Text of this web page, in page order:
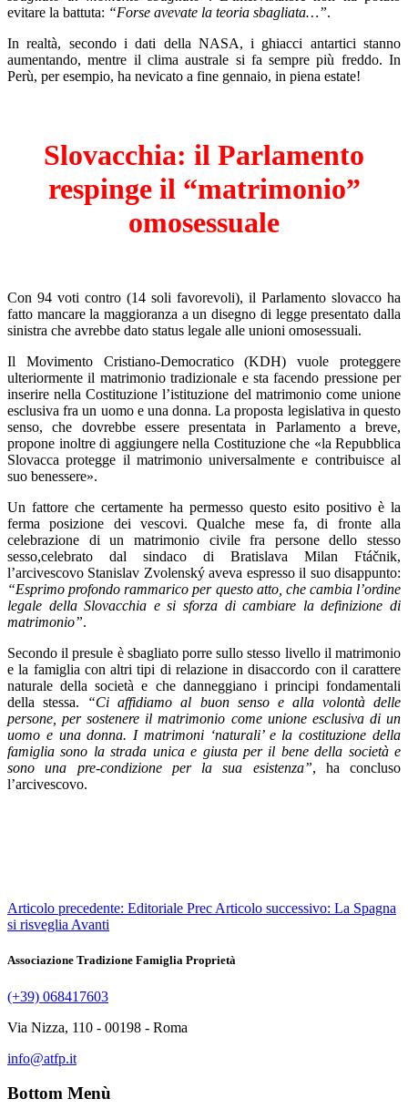
evitare la battuta: “Forse avevate la teoria sbagliata…”.
In realtà, secondo i dati della NASA, i ghiacci antartici stanno
aumentando, mentre il clima australe si fa sempre più freddo. In
Perù, per esempio, ha nevicato a fine gennaio, in piena estate!
Slovacchia: il Parlamento
respinge il “matrimonio”
omosessuale
Con 94 voti contro (14 soli favorevoli), il Parlamento slovacco ha
fatto mancare la maggioranza a un disegno di legge presentato dalla
sinistra che avrebbe dato status legale alle unioni omosessuali.
Il Movimento Cristiano-Democratico (KDH) vuole proteggere
ulteriormente il matrimonio tradizionale e sta facendo pressione per
inserire nella Costituzione l’istituzione del matrimonio come unione
esclusiva fra un uomo e una donna. La proposta legislativa in questo
senso, che dovrebbe essere presentata in Parlamento a breve,
propone inoltre di aggiungere nella Costituzione che «la Repubblica
Slovacca protegge il matrimonio universalmente e contribuisce al
suo benessere».
Un fattore che certamente ha permesso questo esito positivo è la
ferma posizione dei vescovi. Qualche mese fa, di fronte alla
celebrazione di un matrimonio civile fra persone dello stesso
sesso,celebrato dal sindaco di Bratislava Milan Ftáčnik,
l’arcivescovo Stanislav Zvolenský aveva espresso il suo disappunto:
“Esprimo profondo rammarico per questo atto, che cambia l’ordine
legale della Slovacchia e si sforza di cambiare la definizione di
matrimonio”.
Secondo il presule è sbagliato porre sullo stesso livello il matrimonio
e la famiglia con altri tipi di relazione in disaccordo con il carattere
naturale della società e che danneggiano i principi fondamentali
della stessa.
“Ci affidiamo al buon senso e alla volontà delle
persone, per sostenere il matrimonio come unione esclusiva di un
uomo e una donna. I matrimoni ‘naturali’ e la costituzione della
famiglia sono la strada unica e giusta per il bene della società e
sono una pre-condizione per la sua esistenza”, ha concluso
l’arcivescovo.
Articolo precedente: Editoriale Prec Articolo successivo: La Spagna
si risveglia Avanti
Associazione Tradizione Famiglia Proprietà
(+39) 068417603
Via Nizza, 110 - 00198 - Roma
info@atfp.it
Bottom Menù